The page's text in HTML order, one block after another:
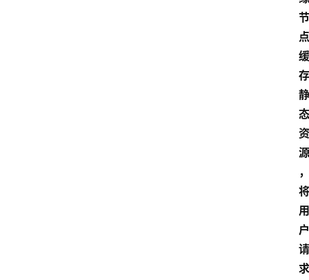
节
点
缓
存
静
态
资
源
，
将
用
户
请
求